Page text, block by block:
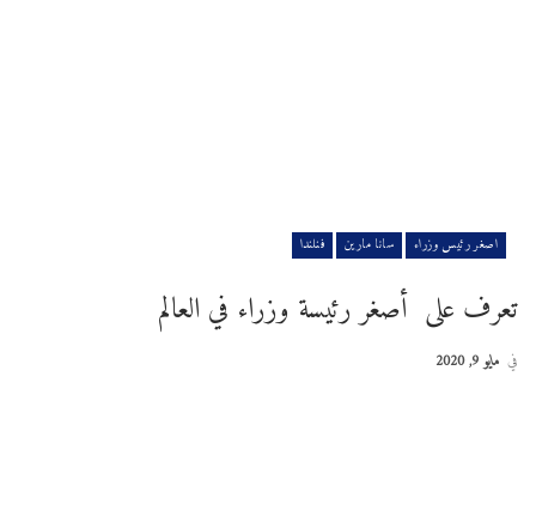
اصغر رئيس وزراء سانا مارين فنلندا
تعرف على أصغر رئيسة وزراء في العالم
في مايو 9, 2020